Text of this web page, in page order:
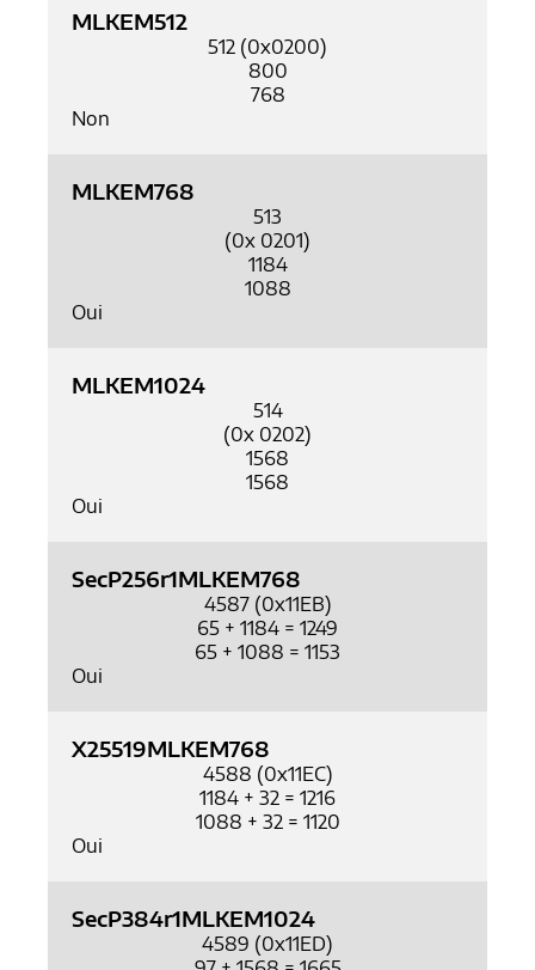
MLKEM512
512 (0x0200)
800
768
Non
MLKEM768
513
(0x 0201)
1184
1088
Oui
MLKEM1024
514
(0x 0202)
1568
1568
Oui
SecP256r1MLKEM768
4587 (0x11EB)
65 + 1184 = 1249
65 + 1088 = 1153
Oui
X25519MLKEM768
4588 (0x11EC)
1184 + 32 = 1216
1088 + 32 = 1120
Oui
SecP384r1MLKEM1024
4589 (0x11ED)